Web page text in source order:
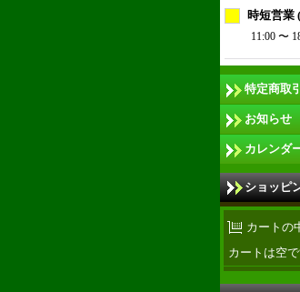
時短営業
11:00 〜
特定商取
お知らせ
カレンダ
ショッピ
カートの
カートは空で